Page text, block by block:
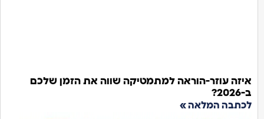
איזה עוזר-הוראה למתמטיקה שווה את הזמן שלכם
ב-2026?
לכתבה המלאה »